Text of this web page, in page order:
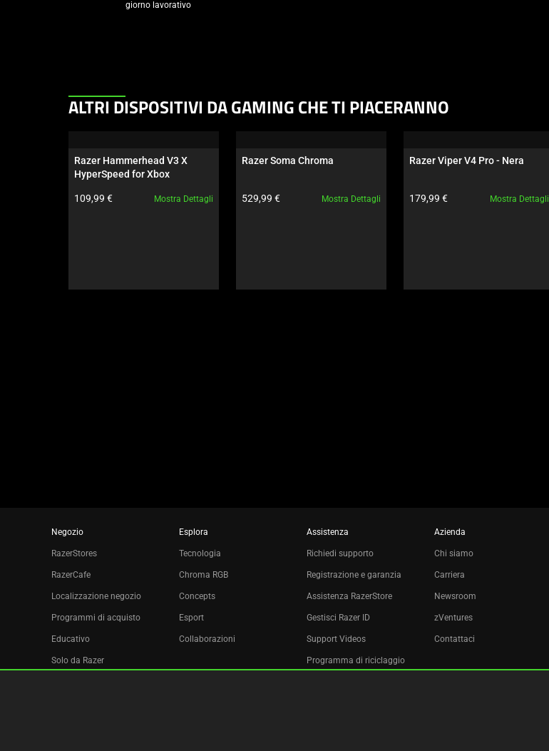
giorno lavorativo
This
carousel.
Use
and
or
ALTRI DISPOSITIVI DA GAMING CHE TI PIACERANNO
Razer Hammerhead V3 X
HyperSpeed for Xbox
Prezzo prodotto:
109,99 € Mostra Dettagli
Razer Soma Chroma
Prezzo prodotto:
529,99 € Mostra Dettagli
Razer Viper V4 Pro - Nera
Prezzo prodotto:
179,99 € Mostra Dettagli
Negozio
RazerStores
RazerCafe
Localizzazione negozio
Programmi di acquisto
Educativo
Solo da Razer
Esplora
Tecnologia
Chroma RGB
Concepts
Esport
Collaborazioni
Assistenza
Richiedi supporto
Registrazione e garanzia
Assistenza RazerStore
Gestisci Razer ID
Support Videos
Programma di riciclaggio
Azienda
Chi siamo
Carriera
Newsroom
zVentures
Contattaci